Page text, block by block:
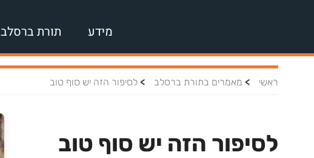
מידע תורת ברסלב
ראשי > מאמרים בתורת ברסלב > לסיפור הזה יש סוף טוב
לסיפור הזה יש סוף טוב